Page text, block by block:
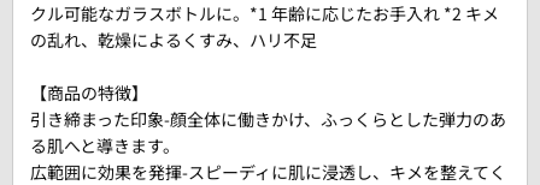
クル可能なガラスボトルに。*1 年齢に応じたお手入れ *2 キメ
の乱れ、乾燥によるくすみ、ハリ不足
【商品の特徴】
引き締まった印象-顔全体に働きかけ、ふっくらとした弾力のあ
る肌へと導きます。
広範囲に効果を発揮-スピーディに肌に浸透し、キメを整えてく